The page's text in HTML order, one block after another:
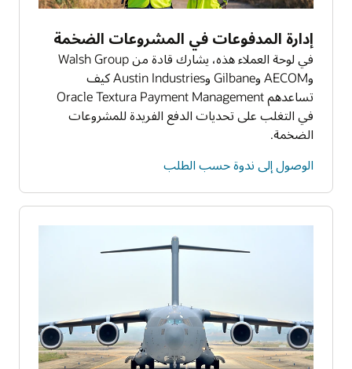
إدارة المدفوعات في المشروعات الضخمة
في لوحة العملاء هذه، يشارك قادة من Walsh Group
وAECOM وGilbane وAustin Industries كيف
تساعدهم Oracle Textura Payment Management
في التغلب على تحديات الدفع الفريدة للمشروعات
الضخمة.
الوصول إلى ندوة حسب الطلب